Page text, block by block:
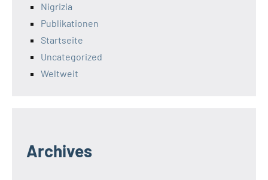
Nigrizia
Publikationen
Startseite
Uncategorized
Weltweit
Archives